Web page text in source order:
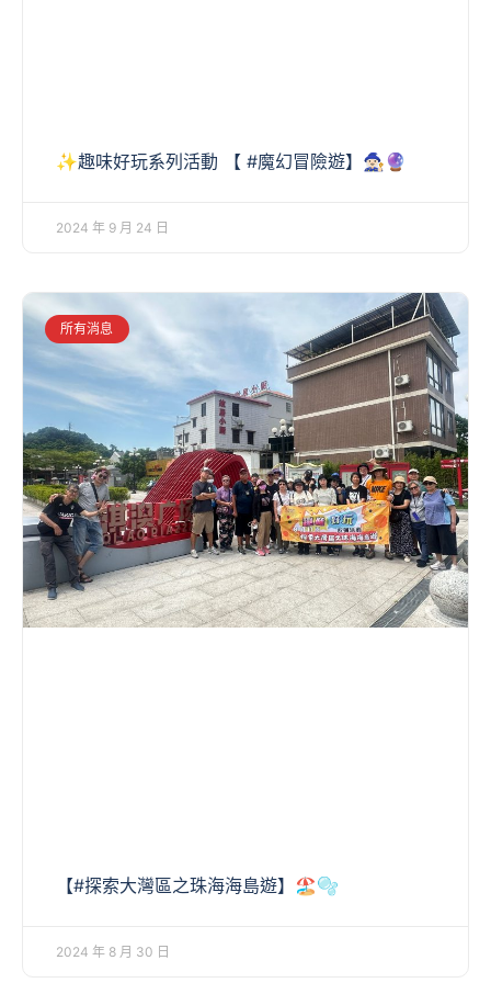
✨趣味好玩系列活動 【 #魔幻冒險遊】🧙🏻‍♀🔮
2024 年 9 月 24 日
所有消息
【#探索大灣區之珠海海島遊】🏖🫧
2024 年 8 月 30 日